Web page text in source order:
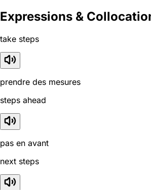
Expressions &
take steps
prendre des mesures
steps ahead
pas en avant
next steps